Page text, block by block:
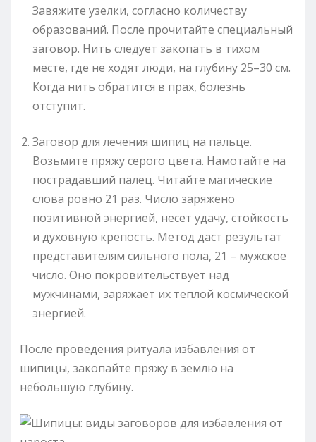
Завяжите узелки, согласно количеству
образований. После прочитайте специальный
заговор. Нить следует закопать в тихом
месте, где не ходят люди, на глубину 25–30 см.
Когда нить обратится в прах, болезнь
отступит.
Заговор для лечения шипиц на пальце.
Возьмите пряжу серого цвета. Намотайте на
пострадавший палец. Читайте магические
слова ровно 21 раз. Число заряжено
позитивной энергией, несет удачу, стойкость
и духовную крепость. Метод даст результат
представителям сильного пола, 21 – мужское
число. Оно покровительствует над
мужчинами, заряжает их теплой космической
энергией.
После проведения ритуала избавления от
шипицы, закопайте пряжу в землю на
небольшую глубину.